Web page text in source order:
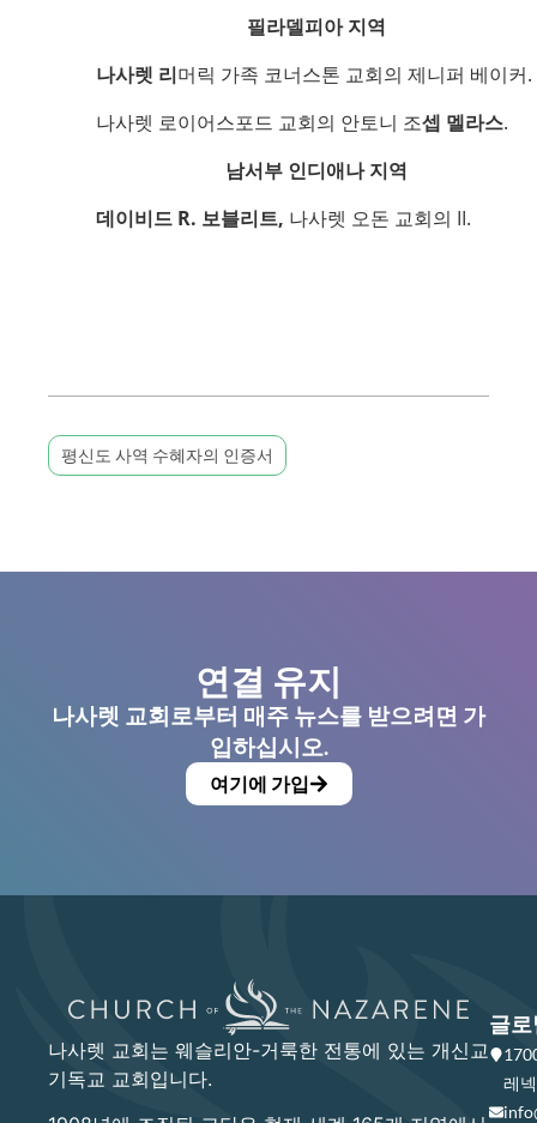
필라델피아 지역
나사렛 리머릭 가족 코너스톤 교회의 제니퍼 베이커.
나사렛 로이어스포드 교회의 안토니 조셉 멜라스.
남서부 인디애나 지역
데이비드 R. 보블리트, 나사렛 오돈 교회의 II.
평신도 사역 수혜자의 인증서
연결 유지
나사렛 교회로부터 매주 뉴스를 받으려면 가
입하십시오.
여기에 가입
나사렛 교회는 웨슬리안-거룩한 전통에 있는 개신교
기독교 교회입니다.
글로
레